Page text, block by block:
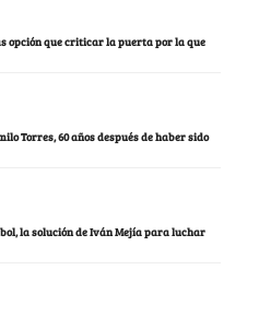
opción que criticar la puerta por la que
Torres, 60 años después de haber sido
la solución de Iván Mejía para luchar